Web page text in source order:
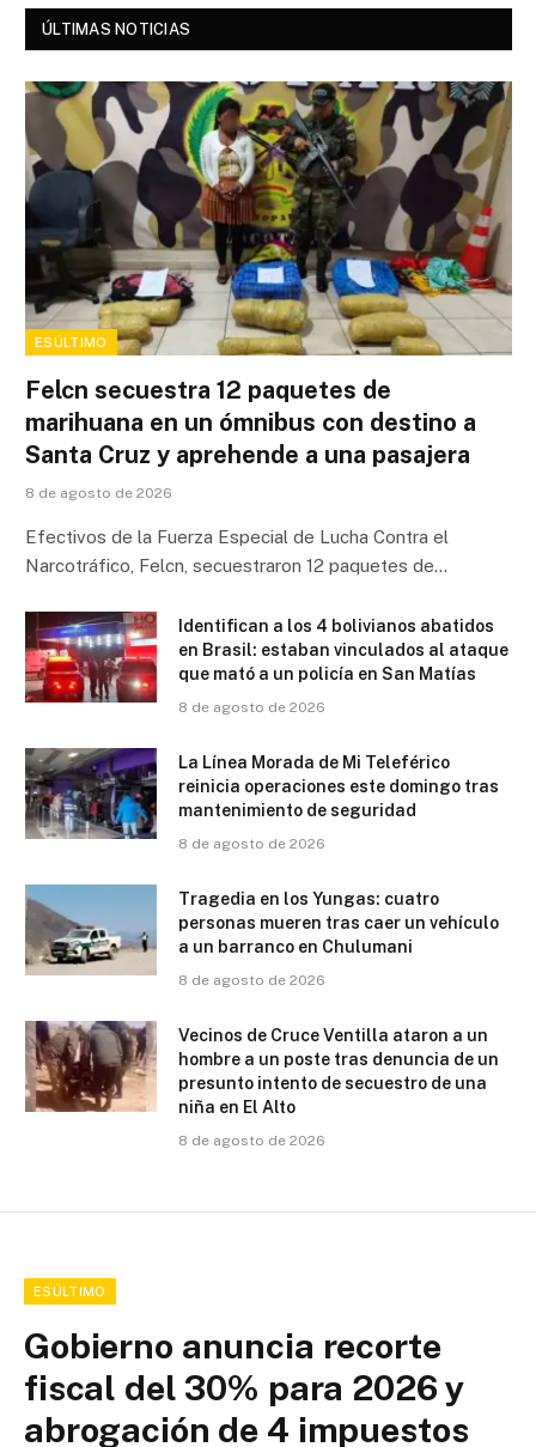
ÚLTIMAS NOTICIAS
ESÚLTIMO
Felcn secuestra 12 paquetes de
marihuana en un ómnibus con destino a
Santa Cruz y aprehende a una pasajera
8 de agosto de 2026
Efectivos de la Fuerza Especial de Lucha Contra el
Narcotráfico, Felcn, secuestraron 12 paquetes de…
Identifican a los 4 bolivianos abatidos
en Brasil: estaban vinculados al ataque
que mató a un policía en San Matías
8 de agosto de 2026
La Línea Morada de Mi Teleférico
reinicia operaciones este domingo tras
mantenimiento de seguridad
8 de agosto de 2026
Tragedia en los Yungas: cuatro
personas mueren tras caer un vehículo
a un barranco en Chulumani
8 de agosto de 2026
Vecinos de Cruce Ventilla ataron a un
hombre a un poste tras denuncia de un
presunto intento de secuestro de una
niña en El Alto
8 de agosto de 2026
ESÚLTIMO
Gobierno anuncia recorte
fiscal del 30% para 2026 y
abrogación de 4 impuestos